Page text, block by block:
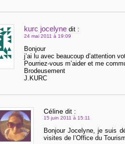
kurc jocelyne dit :
24 mai 2011 à 19:09
Bonjour
j’ai lu avec beaucoup d’attention
Pourriez-vous m’aider et me
Brodeusement
J.KURC
Céline dit :
15 juin 2011 à 15:11
Bonjour Jocelyne, je suis
visites de l’Office du